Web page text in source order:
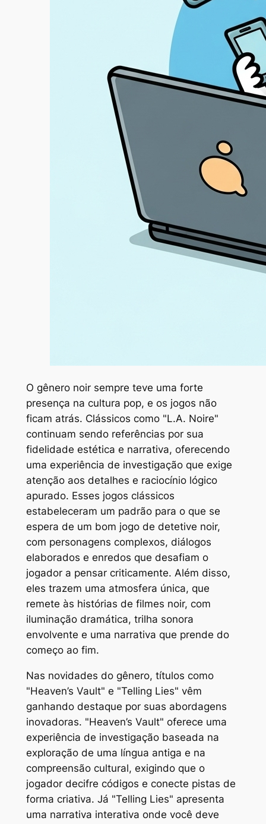
O gênero noir sempre teve uma forte
presença na cultura pop, e os jogos não
ficam atrás. Clássicos como "L.A. Noire"
continuam sendo referências por sua
fidelidade estética e narrativa, oferecendo
uma experiência de investigação que exige
atenção aos detalhes e raciocínio lógico
apurado. Esses jogos clássicos
estabeleceram um padrão para o que se
espera de um bom jogo de detetive noir,
com personagens complexos, diálogos
elaborados e enredos que desafiam o
jogador a pensar criticamente. Além disso,
eles trazem uma atmosfera única, que
remete às histórias de filmes noir, com
iluminação dramática, trilha sonora
envolvente e uma narrativa que prende do
começo ao fim.
Nas novidades do gênero, títulos como
"Heaven’s Vault" e "Telling Lies" vêm
ganhando destaque por suas abordagens
inovadoras. "Heaven’s Vault" oferece uma
experiência de investigação baseada na
exploração de uma língua antiga e na
compreensão cultural, exigindo que o
jogador decifre códigos e conecte pistas de
forma criativa. Já "Telling Lies" apresenta
uma narrativa interativa onde você deve